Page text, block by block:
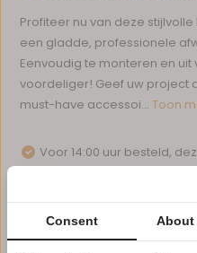
Profiteer nu van deze
een gladde, professionele
Eenvoudig te monteren en
voordeliger! Geef uw project
must-have accessoi...Toon
Voor 14:00 uur besteld,
1 tot 10 jaar garantie op
Afhalen in ons magazijn
Consent About